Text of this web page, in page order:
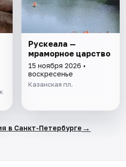
Рускеала —
мраморное царство
15 ноября 2026 •
воскресенье
Казанская пл.
в Санкт-Петербурге →